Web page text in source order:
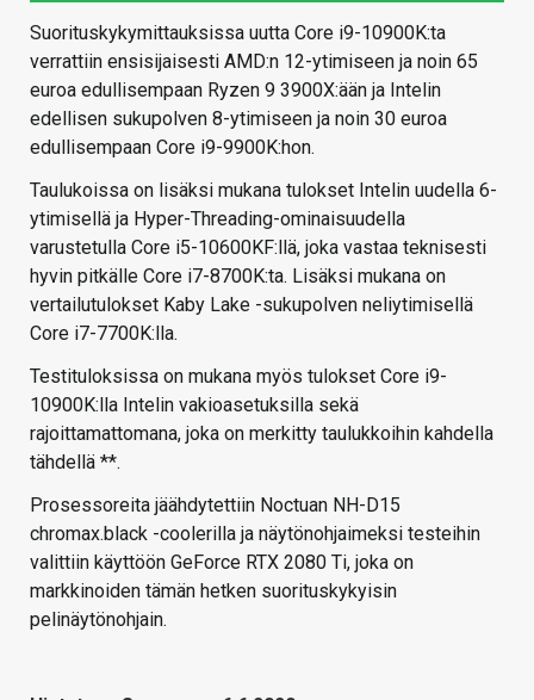
Suorituskykymittauksissa uutta Core i9-10900K:ta
verrattiin ensisijaisesti AMD:n 12-ytimiseen ja noin 65
euroa edullisempaan Ryzen 9 3900X:ään ja Intelin
edellisen sukupolven 8-ytimiseen ja noin 30 euroa
edullisempaan Core i9-9900K:hon.
Taulukoissa on lisäksi mukana tulokset Intelin uudella 6-
ytimisellä ja Hyper-Threading-ominaisuudella
varustetulla Core i5-10600KF:llä, joka vastaa teknisesti
hyvin pitkälle Core i7-8700K:ta. Lisäksi mukana on
vertailutulokset Kaby Lake -sukupolven neliytimisellä
Core i7-7700K:lla.
Testituloksissa on mukana myös tulokset Core i9-
10900K:lla Intelin vakioasetuksilla sekä
rajoittamattomana, joka on merkitty taulukkoihin kahdella
tähdellä **.
Prosessoreita jäähdytettiin Noctuan NH-D15
chromax.black -coolerilla ja näytönohjaimeksi testeihin
valittiin käyttöön GeForce RTX 2080 Ti, joka on
markkinoiden tämän hetken suorituskykyisin
pelinäytönohjain.